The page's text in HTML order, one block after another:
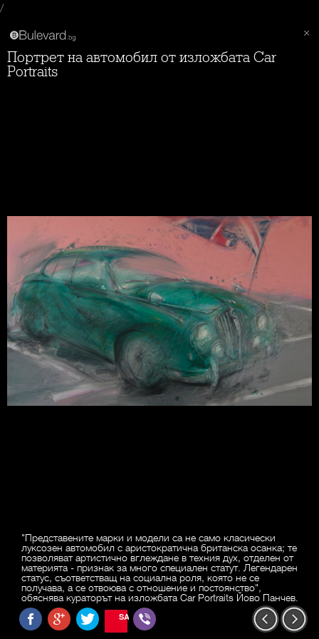
/
Портрет на автомобил от изложбата Car
Portraits
"Представените марки и модели са не само класически
луксозен автомобил с аристократична британска осанка; те
позволяват артистично вглеждане в техния дух, отделен от
материята - признак за много специален статут. Легендарен
статус, съответстващ на социална роля, която не се
получава, а се отвоюва с отношение и постоянство",
обяснява кураторът на изложбата Car Portraits Йово Панчев.
SAVE